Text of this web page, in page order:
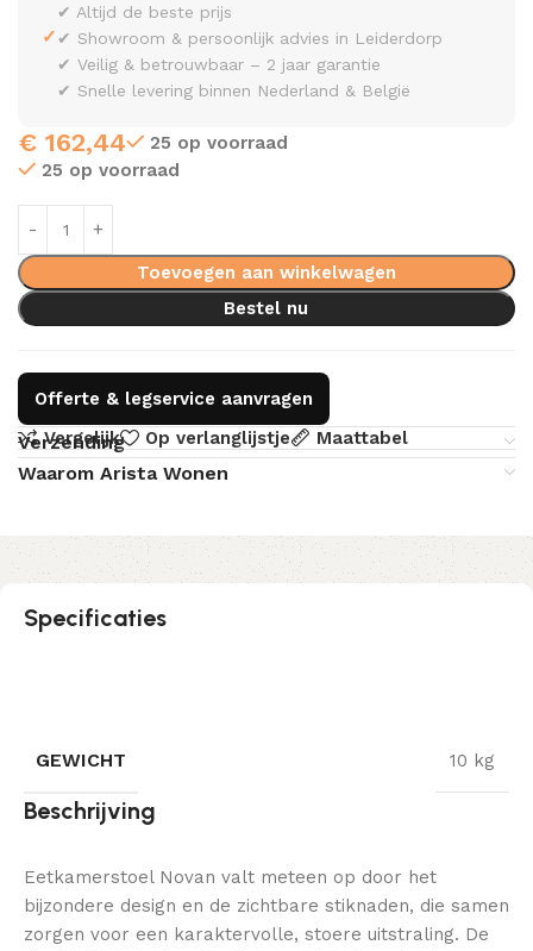
✓
✔ Altijd de beste prijs
✔ Showroom & persoonlijk advies in Leiderdorp
✔ Veilig & betrouwbaar – 2 jaar garantie
✔ Snelle levering binnen Nederland & België
€ 162,44
25 op voorraad
25 op voorraad
Toevoegen aan winkelwagen
Bestel nu
Offerte & legservice aanvragen
Vergelijk
Op verlanglijstje Maattabel
Verzending
Waarom Arista Wonen
Specificaties
GEWICHT 10 kg
Beschrijving
Eetkamerstoel Novan valt meteen op door het
bijzondere design en de zichtbare stiknaden, die samen
zorgen voor een karaktervolle, stoere uitstraling. De